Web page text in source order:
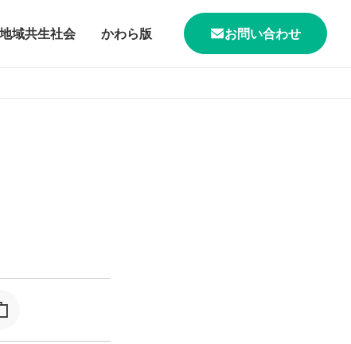
地域共生社会 かわら版 お問い合わせ